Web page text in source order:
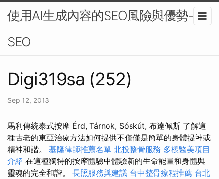
使用AI生成內容的SEO風險與優勢-
SEO
Digi319sa (252)
Sep 12, 2013
馬利傳統泰式按摩 Érd, Tárnok, Sóskút, 布達佩斯 了解這
種古老的東亞治療方法如何提供不僅僅是簡單的身體提神或
精神和諧。 基隆律師推薦名單 北投整骨服務 多樣醫美項目
介紹 在這種獨特的按摩體驗中體驗新的生命能量和身體與
靈魂的完全和諧。 長照服務與建議 台中整骨療程推薦 台北